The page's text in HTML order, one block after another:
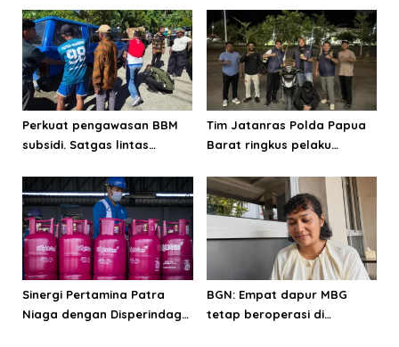
i
p
o
s
Perkuat pengawasan BBM
subsidi. Satgas lintas
penyalahgunaan di
Manokwari
Tim Jatanras Polda Papua
Barat ringkus pelaku
Sinergi Pertamina Patra
Niaga dengan Disperindag
BGN: Empat dapur MBG
tetap beroperasi di